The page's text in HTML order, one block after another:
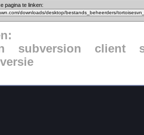
pagina te linken:
subversion client
versie